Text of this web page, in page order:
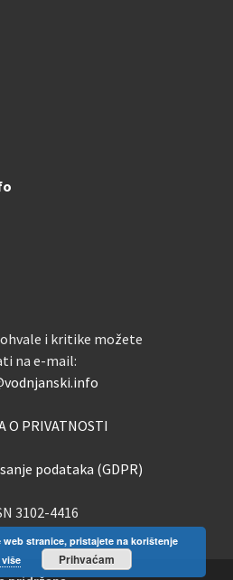
i kritike možete
na e-mail:
O PRIVATNOSTI
podataka (GDPR)
3102-4416
stranice, pristajete na korištenje
Prihvaćam